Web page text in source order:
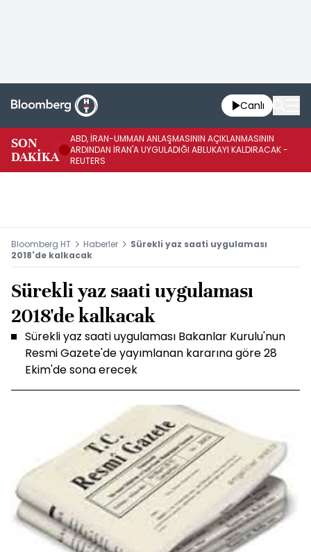
Canlı
SON
DAKİKA
ABD, İRAN-UMMAN ANLAŞMASININ AÇIKLANMASININ
ARDINDAN İRAN'A UYGULADIĞI ABLUKAYI KALDIRACAK -
REUTERS
Bloomberg HT Haberler
Sürekli yaz saati uygulaması
2018'de kalkacak
Sürekli yaz saati uygulaması
2018'de kalkacak
Sürekli yaz saati uygulaması Bakanlar Kurulu'nun
Resmi Gazete'de yayımlanan kararına göre 28
Ekim'de sona erecek